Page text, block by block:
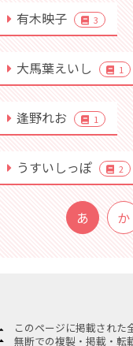
有木映子 3
大馬葉えいし 1
逢野れお 1
うすいしっぽ 2
あ か
このページに掲載された
無断での複製・掲載・転